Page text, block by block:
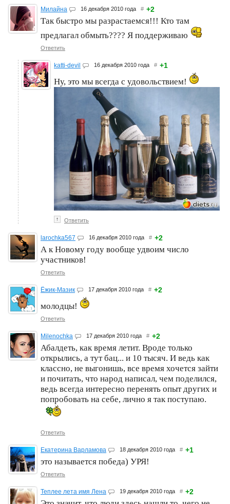
Милайна 16 декабря 2010 года # +2
Так быстро мы разрастаемся!!! Кто там
предлагал обмыть???? Я поддерживаю
Ответить
katti-devil 16 декабря 2010 года # +1
Ну, это мы всегда с удовольствием!
↑ Ответить
larochka567 16 декабря 2010 года # +2
А к Новому году вообще удвоим число
участников!
Ответить
Ёжик-Мазик 17 декабря 2010 года # +2
молодцы!
Ответить
Milenochka 17 декабря 2010 года # +2
Абалдеть, как время летит. Вроде только
открылись, а тут бац... и 10 тысяч. И ведь как
классно, не выгонишь, все время хочется зайти
и почитать, что народ написал, чем поделился,
ведь всегда интересно перенять опыт других и
попробовать на себе, лично я так поступаю.
Ответить
Екатерина Варламова 18 декабря 2010 года # +1
это называется победа) УРЯ!
Ответить
Теплее лета имя Лена 19 декабря 2010 года # +2